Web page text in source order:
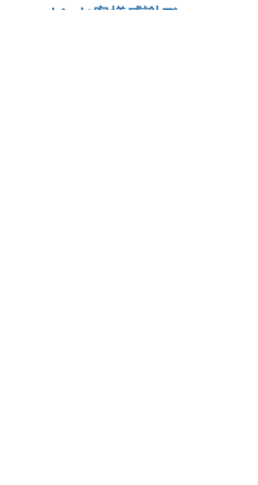
オンお客様感謝デー